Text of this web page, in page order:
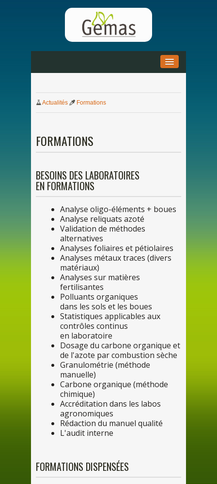
ACTUALITÉS
Actualités Formations
FORMATIONS
BESOINS DES LABORATOIRES
EN FORMATIONS
Analyse oligo-éléments + boues
Analyse reliquats azoté
Validation de méthodes
alternatives
Analyses foliaires et pétiolaires
Analyses métaux traces (divers
matériaux)
Analyses sur matières
fertilisantes
Polluants organiques
dans les sols et les boues
Statistiques applicables aux
contrôles continus
en laboratoire
Dosage du carbone organique et
de l'azote parcombustion sèche
Granulométrie (méthode
manuelle)
Carbone organique (méthode
chimique)
Accréditation dans les labos
agronomiques
Rédaction du manuel qualité
L'audit interne
FORMATIONS DISPENSÉES